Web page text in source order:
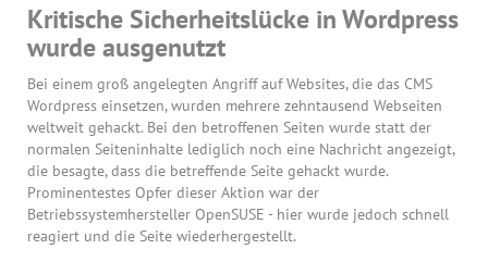
Kritische Sicherheitslücke in Wordpress
wurde ausgenutzt
Bei einem groß angelegten Angriff auf Websites, die das CMS
Wordpress einsetzen, wurden mehrere zehntausend Webseiten
weltweit gehackt. Bei den betroffenen Seiten wurde statt der
normalen Seiteninhalte lediglich noch eine Nachricht angezeigt,
die besagte, dass die betreffende Seite gehackt wurde.
Prominentestes Opfer dieser Aktion war der
Betriebssystemhersteller OpenSUSE - hier wurde jedoch schnell
reagiert und die Seite wiederhergestellt.